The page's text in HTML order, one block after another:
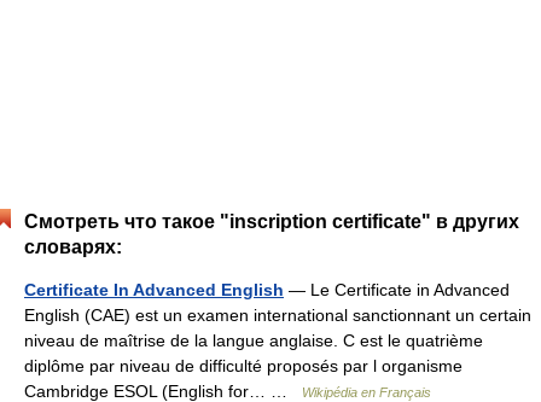
Смотреть что такое "inscription certificate" в других
словарях:
Certificate In Advanced English — Le Certificate in Advanced
English (CAE) est un examen international sanctionnant un certain
niveau de maîtrise de la langue anglaise. C est le quatrième
diplôme par niveau de difficulté proposés par l organisme
Cambridge ESOL (English for… …
Wikipédia en Français